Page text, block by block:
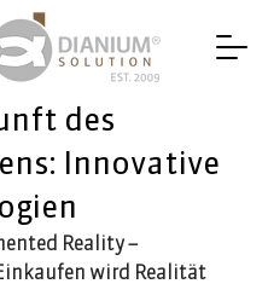
des
Innovative
Reality –
wird Realität